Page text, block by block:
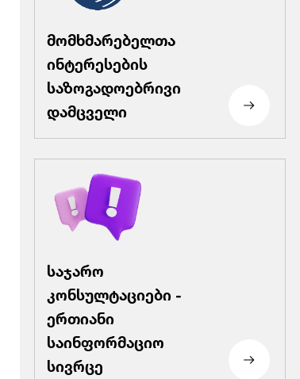
მომხმარებელთა
ინტერესების
საზოგადოებრივი
დამცველი
საჯარო
კონსულტაციები -
ერთიანი
საინფორმაციო
სივრცე